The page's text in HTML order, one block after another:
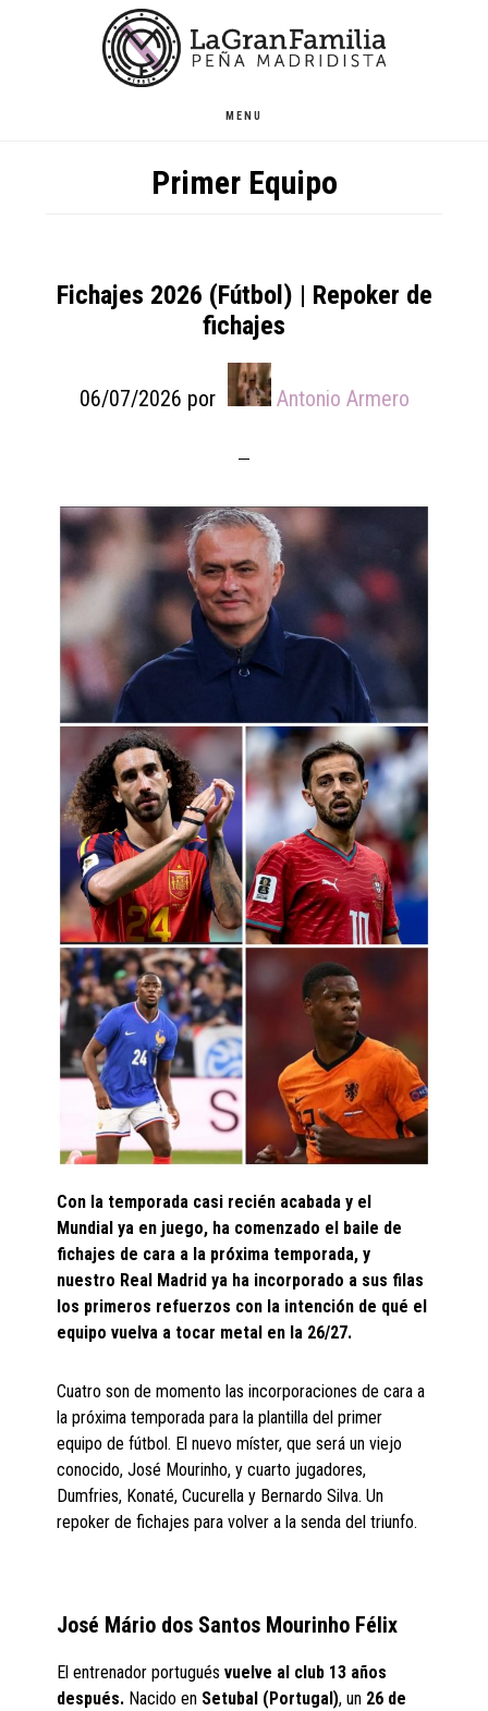
MENU
Primer Equipo
Fichajes 2026 (Fútbol) | Repoker de
fichajes
06/07/2026 por Antonio Armero
Con la temporada casi recién acabada y el
Mundial ya en juego, ha comenzado el baile de
fichajes de cara a la próxima temporada, y
nuestro Real Madrid ya ha incorporado a sus filas
los primeros refuerzos con la intención de qué el
equipo vuelva a tocar metal en la 26/27.
Cuatro son de momento las incorporaciones de cara a
la próxima temporada para la plantilla del primer
equipo de fútbol. El nuevo míster, que será un viejo
conocido, José Mourinho, y cuarto jugadores,
Dumfries, Konaté, Cucurella y Bernardo Silva. Un
repoker de fichajes para volver a la senda del triunfo.
José Mário dos Santos Mourinho Félix
El entrenador portuguésvuelve al club 13 años
después. Nacido en Setubal (Portugal), un 26 de